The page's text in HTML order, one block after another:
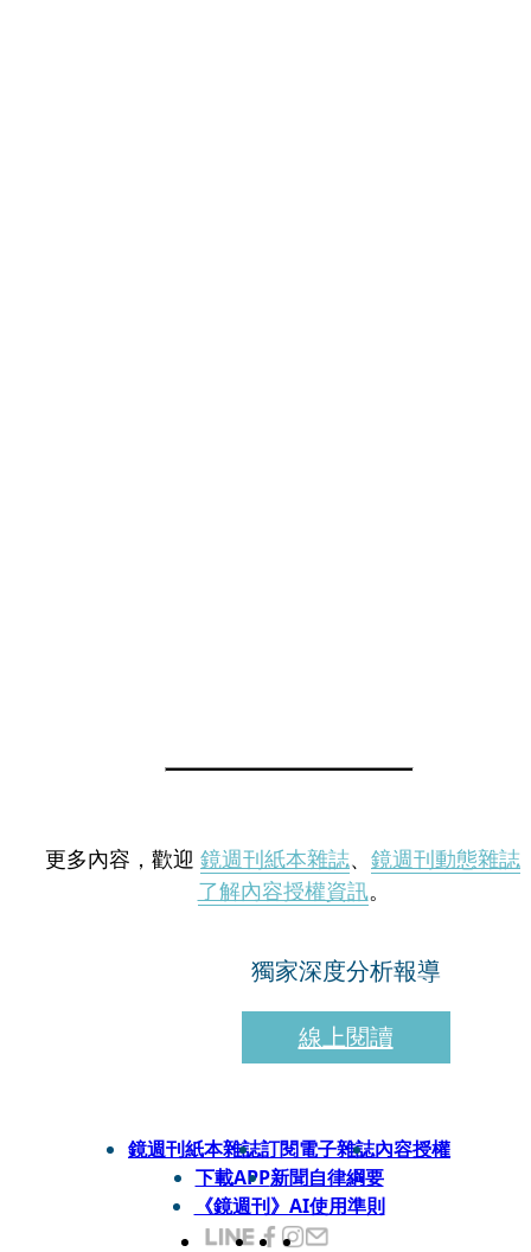
更多內容，歡迎 鏡週刊紙本雜誌、 鏡週刊動態雜誌
了解內容授權資訊。
獨家深度分析報導
線上閱讀
鏡週刊紙本雜誌訂閱電子雜誌內容授權
下載APP新聞自律綱要
《鏡週刊》AI使用準則